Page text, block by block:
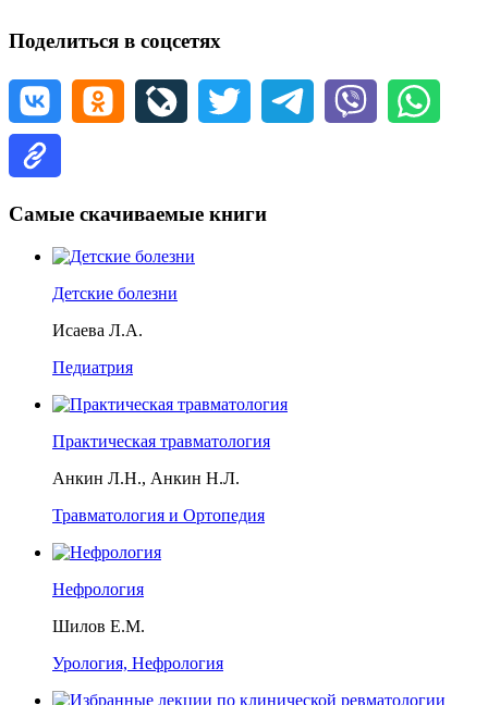
Поделиться в соцсетях
Самые скачиваемые книги
Детские болезни
Исаева Л.А.
Педиатрия
Практическая травматология
Анкин Л.Н., Анкин Н.Л.
Травматология и Ортопедия
Нефрология
Шилов Е.М.
Урология, Нефрология